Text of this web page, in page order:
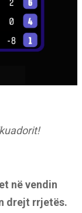
në vendin
drejt rrjetës.